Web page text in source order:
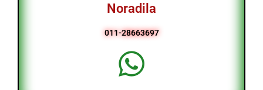
Noradila
011-28663697